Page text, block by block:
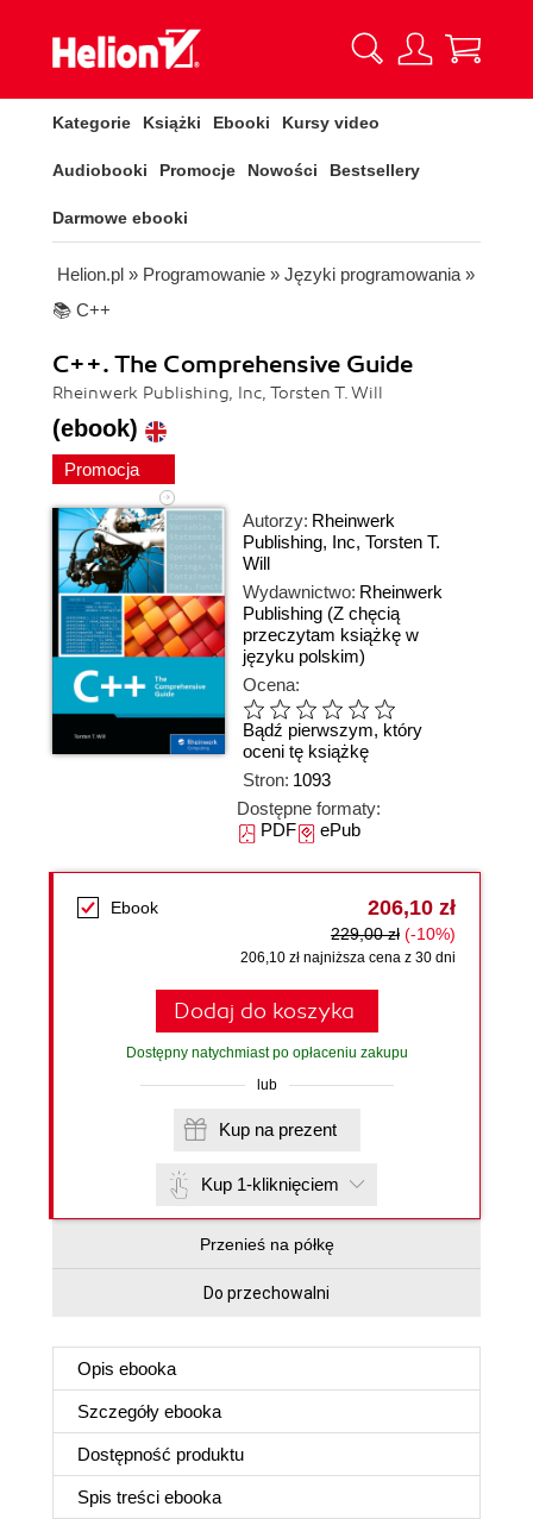
Kategorie Książki Ebooki Kursy video
Audiobooki Promocje Nowości Bestsellery
Darmowe ebooki
Helion.pl » Programowanie » Języki programowania »
📚 C++
C++. The Comprehensive Guide
Rheinwerk Publishing, Inc, Torsten T. Will
(ebook)
Promocja
Autorzy: Rheinwerk
Publishing, Inc, Torsten T.
Will
Wydawnictwo: Rheinwerk
Publishing (Z chęcią
przeczytam książkę w
języku polskim)
Ocena:
Bądź pierwszym, który
oceni tę książkę
Stron: 1093
Dostępne formaty:
PDFePub
Ebook 206,10 zł
229,00 zł (-10%)
206,10 zł najniższa cena z 30 dni
Dodaj do koszyka
Dostępny natychmiast po opłaceniu zakupu
lub
Kup na prezent
Kup 1-kliknięciem
Przenieś na półkę
Do przechowalni
Opis ebooka
Szczegóły ebooka
Dostępność produktu
Spis treści ebooka